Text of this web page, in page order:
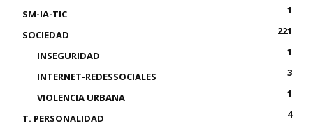
SM-IA-TIC
1
SOCIEDAD
221
INSEGURIDAD
1
INTERNET-REDESSOCIALES
3
VIOLENCIA URBANA
1
T. PERSONALIDAD
4